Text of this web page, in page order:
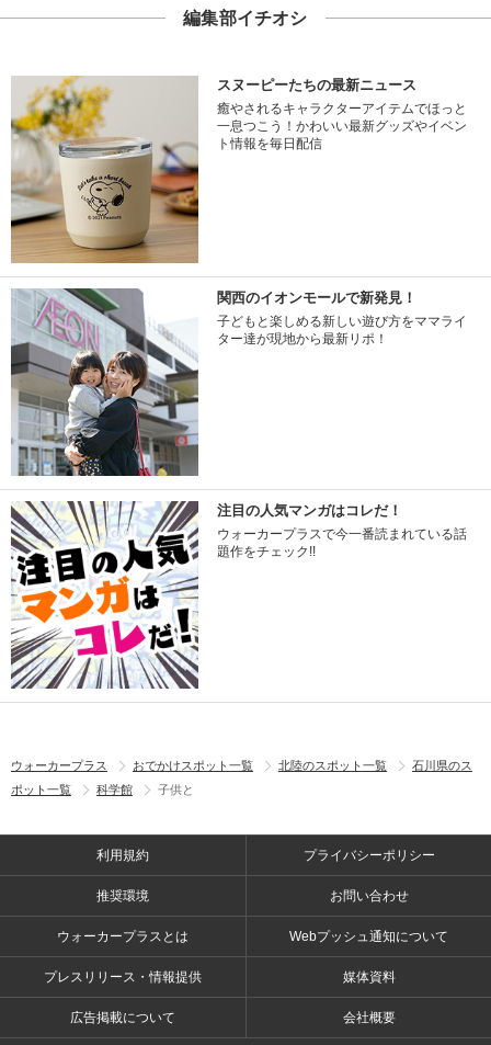
編集部イチオシ
スヌーピーたちの最新ニュース
癒やされるキャラクターアイテムでほっと
一息つこう！かわいい最新グッズやイベン
ト情報を毎日配信
関西のイオンモールで新発見！
子どもと楽しめる新しい遊び方をママライ
ター達が現地から最新リポ！
注目の人気マンガはコレだ！
ウォーカープラスで今一番読まれている話
題作をチェック!!
ウォーカープラス おでかけスポット一覧 北陸のスポット一覧
石川県のス
ポット一覧
科学館 子供と
利用規約 プライバシーポリシー
推奨環境 お問い合わせ
ウォーカープラスとは Webプッシュ通知について
プレスリリース・情報提供 媒体資料
広告掲載について 会社概要